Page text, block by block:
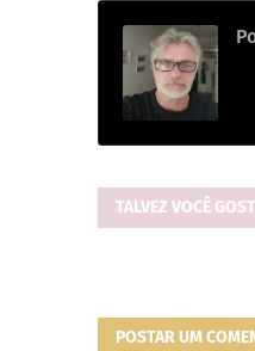
TALVEZ VOCÊ
POSTAR UM